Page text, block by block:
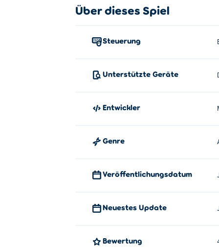
Verwenden Sie Ihre Maus, um zu
Über dieses Spiel
Steuerung
Unterstützte Geräte
Entwickler
Genre
Veröffentlichungsdatum
Neuestes Update
Bewertung